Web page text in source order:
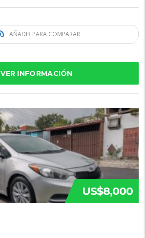
AÑADIR PARA COMPARAR
VER INFORMACIÓN
US$8,000